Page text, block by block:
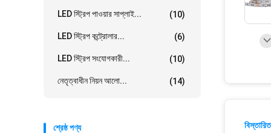
LED স্ট্রিপ পাওয়ার সাপ্লাই... (10)
LED স্ট্রিপ কন্ট্রোলার... (6)
LED স্ট্রিপ সংযোগকারী... (10)
নেতৃত্বাধীন নিয়ন আলো... (14)
শ্রেষ্ঠ পণ্য